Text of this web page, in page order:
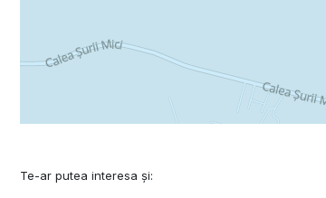
Te-ar putea interesa și: